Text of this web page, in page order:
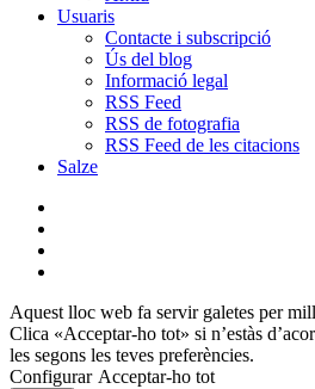
Usuaris
Contacte i subscripció
Ús del blog
Informació legal
RSS Feed
RSS de fotografia
RSS Feed de les citacions
Salze
Aquest lloc web fa servir galetes per
Clica «Acceptar-ho tot» si n’estàs
les segons les teves preferències.
Configurar Acceptar-ho tot